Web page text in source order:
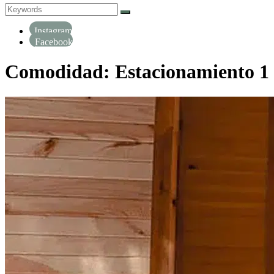
Search
for:
Search
Instagram
Facebook
Comodidad: Estacionamiento